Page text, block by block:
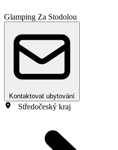
Glamping Za Stodolou
Kontaktovat ubytování
Středočeský kraj